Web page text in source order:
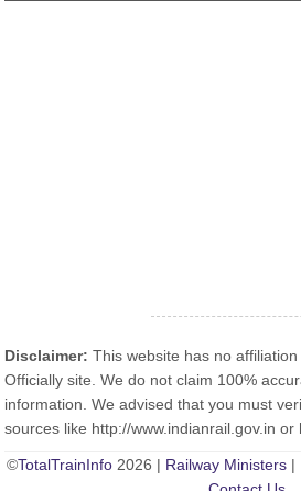
Disclaimer: This website has no
Officially site. We do not claim 100%
information. We advised that you must
sources like http://www.indianrail.gov.in or
©TotalTrainInfo 2026 | Railway Ministers |